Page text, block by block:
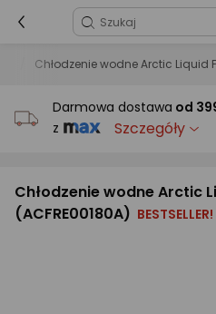
Chłodzenie wodne Arctic Liquid
Darmowa dostawa od
z
Szczegóły
Chłodzenie wodne Arctic
(ACFRE00180A) BESTSELLER!